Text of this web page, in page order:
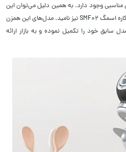
مناسبی وجود دارد. به همین دلیل می‌توان این
همزن را ماشین آشپزخانه و همزن چند کاره اسمگ SMF02 نیز نامید. مدل‌های این همزن
سابق خود را تکمیل نموده و به بازار ارائه